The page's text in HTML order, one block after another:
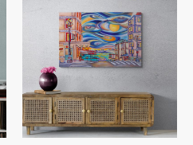
through
KM190.00